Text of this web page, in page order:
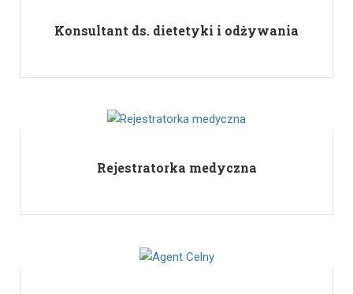
Konsultant ds. dietetyki i odżywania
Rejestratorka medyczna